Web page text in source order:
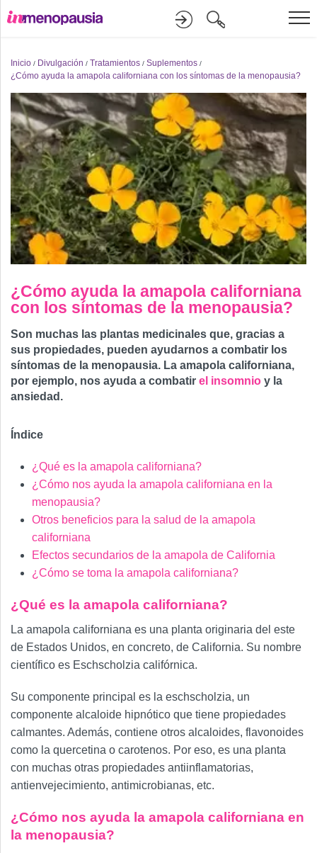
Formación
Online
Divulgación
Recursos
Investigación
Inicio / Divulgación / Tratamientos / Suplementos /
¿Cómo ayuda la amapola californiana con los síntomas de la menopausia?
¿Cómo ayuda la amapola californiana
con los síntomas de la menopausia?
Son muchas las plantas medicinales que, gracias a
sus propiedades, pueden ayudarnos a combatir los
síntomas de la menopausia. La amapola californiana,
por ejemplo, nos ayuda a combatir el insomnio y la
ansiedad.
Índice
¿Qué es la amapola californiana?
¿Cómo nos ayuda la amapola californiana en la
menopausia?
Otros beneficios para la salud de la amapola
californiana
Efectos secundarios de la amapola de California
¿Cómo se toma la amapola californiana?
¿Qué es la amapola californiana?
La amapola californiana es una planta originaria del este
de Estados Unidos, en concreto, de California. Su nombre
científico es Eschscholzia califórnica.
Su componente principal es la eschscholzia, un
componente alcaloide hipnótico que tiene propiedades
calmantes. Además, contiene otros alcaloides, flavonoides
como la quercetina o carotenos. Por eso, es una planta
con muchas otras propiedades antiinflamatorias,
antienvejecimiento, antimicrobianas, etc.
¿Cómo nos ayuda la amapola californiana en
la menopausia?